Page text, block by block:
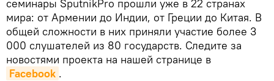
семинары SputnikPro прошли уже в 22 странах
мира: от Армении до Индии, от Греции до Китая. В
общей сложности в них приняли участие более 3
000 слушателей из 80 государств. Следите за
новостями проекта на нашей странице в
Facebook .